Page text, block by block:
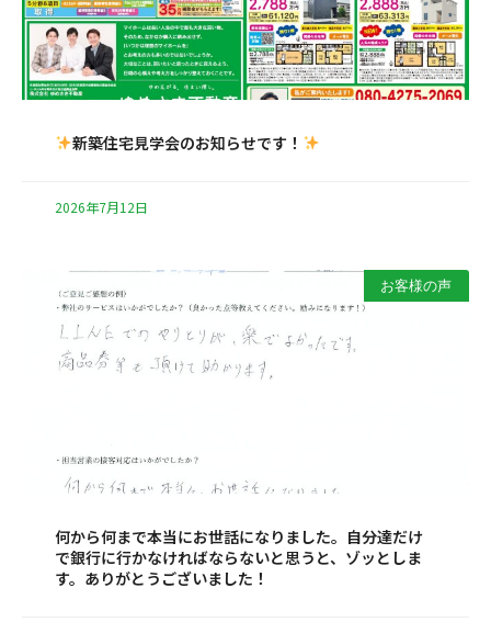
新築住宅見学会のお知らせです！
2026年7月12日
お客様の声
何から何まで本当にお世話になりました。自分達だけ
で銀行に行かなければならないと思うと、ゾッとしま
す。ありがとうございました！